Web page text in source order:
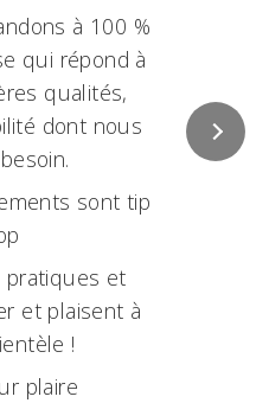
à 100 %
qui répond à
qualités,
dont nous
sont tip
pratiques et
et plaisent à
!
plaire